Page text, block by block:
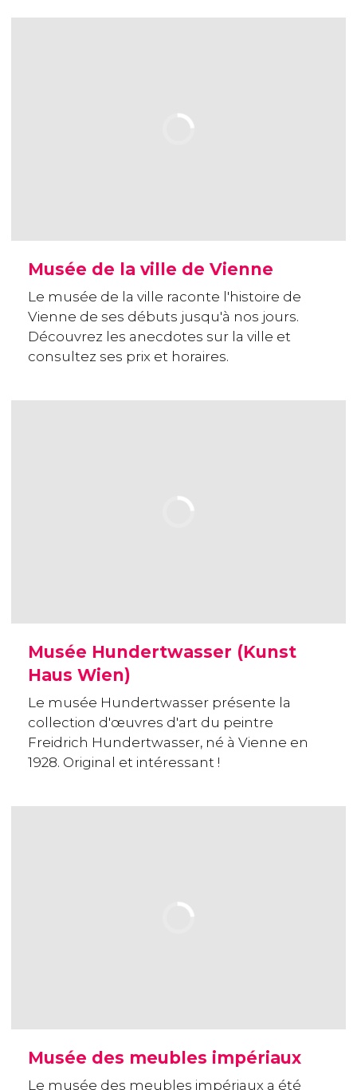
Musée de la ville de Vienne
Le musée de la ville raconte l'histoire de
Vienne de ses débuts jusqu'à nos jours.
Découvrez les anecdotes sur la ville et
consultez ses prix et horaires.
Musée Hundertwasser (Kunst
Haus Wien)
Le musée Hundertwasser présente la
collection d'œuvres d'art du peintre
Freidrich Hundertwasser, né à Vienne en
1928. Original et intéressant !
Musée des meubles impériaux
Le musée des meubles impériaux a été